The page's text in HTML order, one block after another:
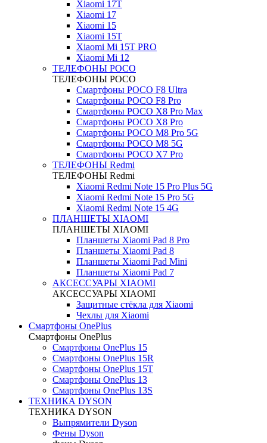
Xiaomi 17T
Xiaomi 17
Xiaomi 15
Xiaomi 15T
Xiaomi Mi 15T PRO
Xiaomi Mi 12
ТЕЛЕФОНЫ POCO
ТЕЛЕФОНЫ POCO
Смартфоны POCO F8 Ultra
Смартфоны POCO F8 Pro
Смартфоны POCO X8 Pro Max
Смартфоны POCO X8 Pro
Смартфоны POCO M8 Pro 5G
Смартфоны POCO M8 5G
Смартфоны POCO X7 Pro
ТЕЛЕФОНЫ Redmi
ТЕЛЕФОНЫ Redmi
Xiaomi Redmi Note 15 Pro Plus 5G
Xiaomi Redmi Note 15 Pro 5G
Xiaomi Redmi Note 15 4G
ПЛАНШЕТЫ XIAOMI
ПЛАНШЕТЫ XIAOMI
Планшеты Xiaomi Pad 8 Pro
Планшеты Xiaomi Pad 8
Планшеты Xiaomi Pad Mini
Планшеты Xiaomi Pad 7
АКСЕССУАРЫ XIAOMI
АКСЕССУАРЫ XIAOMI
Защитные стёкла для Xiaomi
Чехлы для Xiaomi
Смартфоны OnePlus
Смартфоны OnePlus
Смартфоны OnePlus 15
Смартфоны OnePlus 15R
Смартфоны OnePlus 15T
Смартфоны OnePlus 13
Смартфоны OnePlus 13S
ТЕХНИКА DYSON
ТЕХНИКА DYSON
Выпрямители Dyson
Фены Dyson